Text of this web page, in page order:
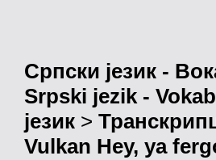
Српски језик -
Srpski jezik -
језик >
Vulkan Hey, ya